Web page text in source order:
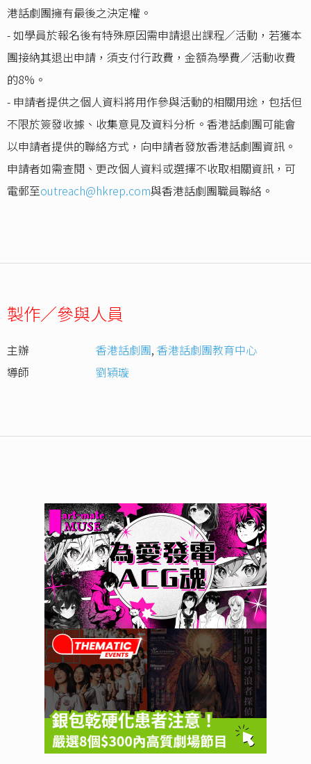
港話劇團擁有最後之決定權。
- 如學員於報名後有特殊原因需申請退出課程／活動，若獲本
團接納其退出申請，須支付行政費，金額為學費／活動收費
的8%。
- 申請者提供之個人資料將用作參與活動的相關用途，包括但
不限於簽發收據、收集意見及資料分析。香港話劇團可能會
以申請者提供的聯絡方式，向申請者發放香港話劇團資訊。
申請者如需查閱、更改個人資料或選擇不收取相關資訊，可
電郵至outreach@hkrep.com與香港話劇團職員聯絡。
製作／參與人員
主辦 香港話劇團,香港話劇團教育中心
導師
劉穎璇